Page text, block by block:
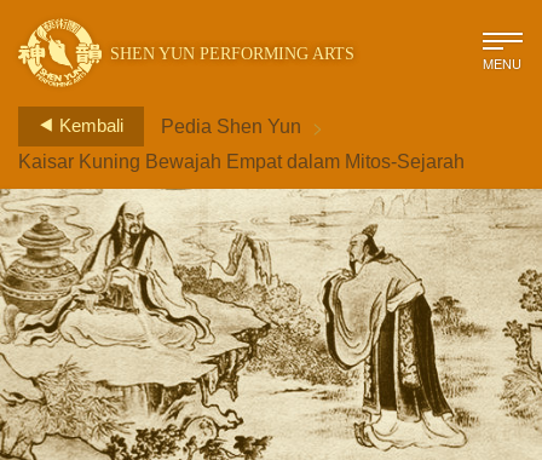
SHEN YUN PERFORMING ARTS MENU
Kembali Pedia Shen Yun >
Kaisar Kuning Bewajah Empat dalam Mitos-Sejarah